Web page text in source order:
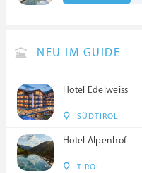
NEU IM GUIDE
Hotel Edelweiss
SÜDTIROL
Hotel Alpenhof
TIROL